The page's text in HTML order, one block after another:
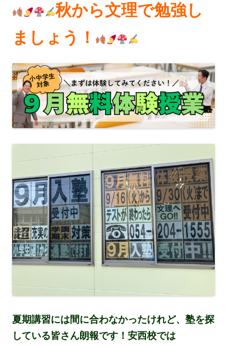
秋から文理で勉強し
ましょう！
夏期講習には間に合わなかったけれど、塾を探
している皆さん朗報です！安西校では